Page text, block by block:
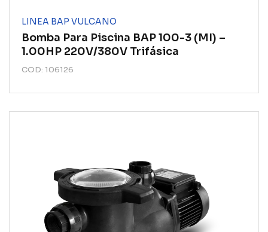
LINEA BAP VULCANO
Bomba Para Piscina BAP 100-3 (MI) –
1.00HP 220V/380V Trifásica
COD: 106126